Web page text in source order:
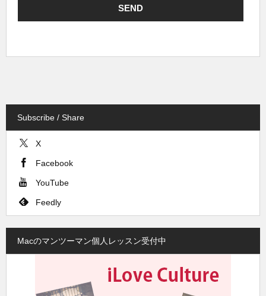
Subscribe / Share
X
Facebook
YouTube
Feedly
Macのマンツーマン個人レッスン受付中